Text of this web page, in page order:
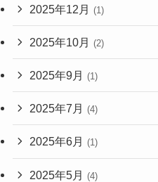
2025年12月 (1)
2025年10月 (2)
2025年9月 (1)
2025年7月 (4)
2025年6月 (1)
2025年5月 (4)